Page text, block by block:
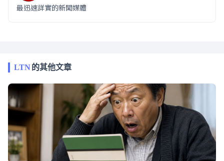
最迅速詳實的新聞媒體
LTN的其他文章